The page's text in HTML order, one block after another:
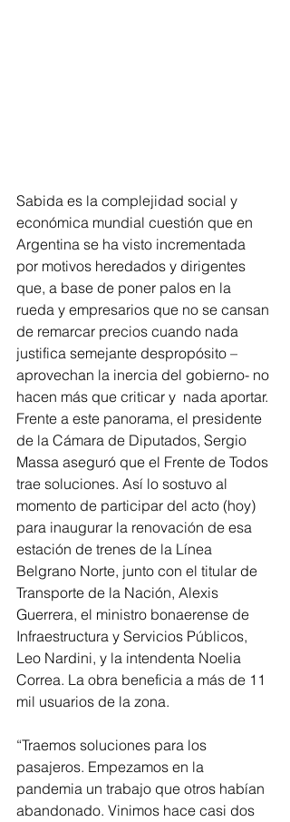
Sabida es la complejidad social y
económica mundial cuestión que en
Argentina se ha visto incrementada
por motivos heredados y dirigentes
que, a base de poner palos en la
rueda y empresarios que no se cansan
de remarcar precios cuando nada
justifica semejante despropósito –
aprovechan la inercia del gobierno- no
hacen más que criticar y  nada aportar.
Frente a este panorama, el presidente
de la Cámara de Diputados, Sergio
Massa aseguró que el Frente de Todos
trae soluciones. Así lo sostuvo al
momento de participar del acto (hoy)
para inaugurar la renovación de esa
estación de trenes de la Línea
Belgrano Norte, junto con el titular de
Transporte de la Nación, Alexis
Guerrera, el ministro bonaerense de
Infraestructura y Servicios Públicos,
Leo Nardini, y la intendenta Noelia
Correa. La obra beneficia a más de 11
mil usuarios de la zona.
“Traemos soluciones para los
pasajeros. Empezamos en la
pandemia un trabajo que otros habían
abandonado. Vinimos hace casi dos